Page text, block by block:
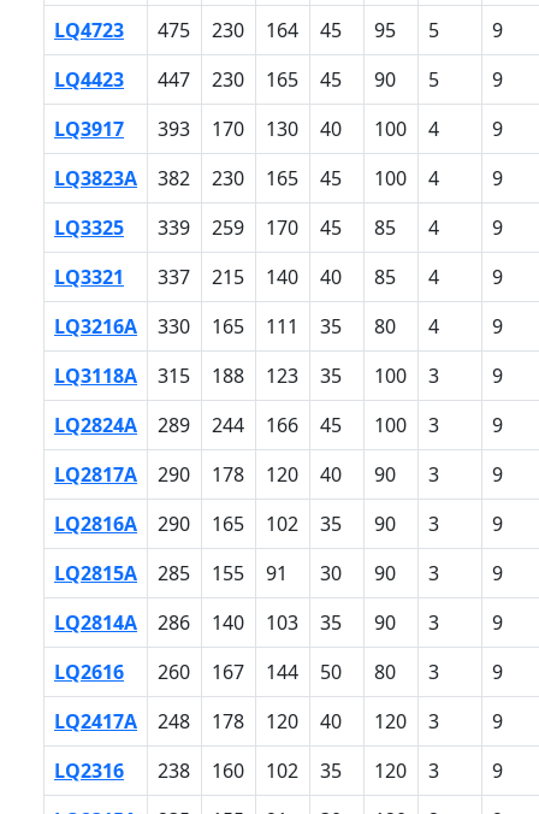
LQ4723
475 230 164 45 95 5
9
LQ4423
447 230 165 45 90 5
9
LQ3917
393 170 130 40 100 4
9
LQ3823A
382 230 165 45 100 4
9
LQ3325
339 259 170 45 85 4
9
LQ3321
337 215 140 40 85 4
9
LQ3216A
330 165 111 35 80 4
9
LQ3118A
315 188 123 35 100 3
9
LQ2824A
289 244 166 45 100 3
9
LQ2817A
290 178 120 40 90 3
9
LQ2816A
290 165 102 35 90 3
9
LQ2815A
285 155 91 30 90 3
9
LQ2814A
286 140 103 35 90 3
9
LQ2616
260 167 144 50 80 3
9
LQ2417A
248 178 120 40 120 3
9
LQ2316
238 160 102 35 120 3
9